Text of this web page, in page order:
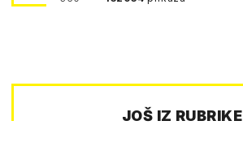
JOŠ IZ RUBRIKE